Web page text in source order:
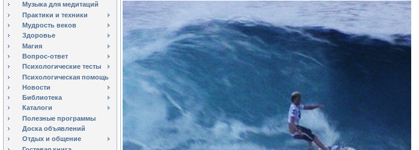
Музыка для медитаций
Практики и техники
Мудрость веков
Здоровье
Магия
Вопрос-ответ
Психологические тесты
Психологическая помощь
Новости
Библиотека
Каталоги
Полезные программы
Доска объявлений
Отдых и общение